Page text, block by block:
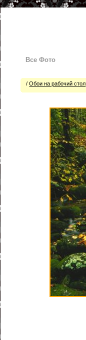
Все Фото
/Обои на рабочий стол